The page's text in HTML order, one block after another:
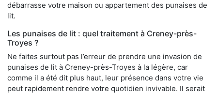
débarrasse votre maison ou appartement des punaises de
lit.
Les punaises de lit : quel traitement à Creney-près-
Troyes ?
Ne faites surtout pas l’erreur de prendre une invasion de
punaises de lit à Creney-près-Troyes à la légère, car
comme il a été dit plus haut, leur présence dans votre vie
peut rapidement rendre votre quotidien invivable. Il serait